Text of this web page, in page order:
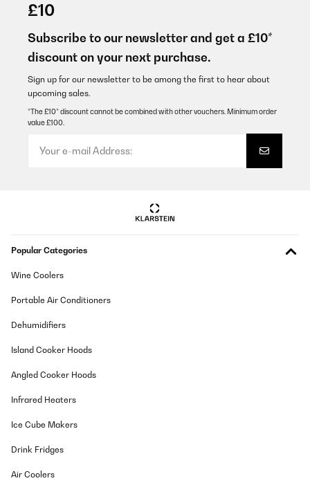
nickel
Utilisateur d'Amazon
Translate
VERIFIED REVIEW
Cooler Sound
29/05/2024
Mooie surroundset voor weinig geld.Enige nadeel is de kabels
Translate
Surpris par la qualité c'est pas le top du top mais très bien
Translate
£10
Subscribe to our newsletter and get a £10*
discount on your next purchase.
Sign up for our newsletter to be among the first to hear about
upcoming sales.
*The £10* discount cannot be combined with other vouchers. Minimum order
value £100.
Popular Categories
Wine Coolers
Portable Air Conditioners
Dehumidifiers
Island Cooker Hoods
Angled Cooker Hoods
Infrared Heaters
Ice Cube Makers
Drink Fridges
Air Coolers